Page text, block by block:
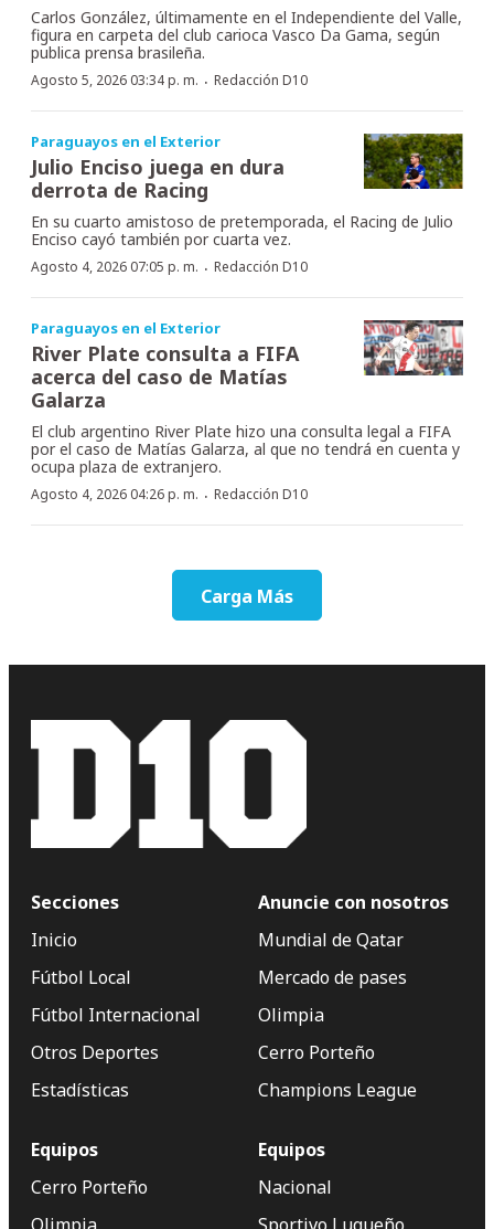
Carlos González, últimamente en el Independiente del Valle,
figura en carpeta del club carioca Vasco Da Gama, según
publica prensa brasileña.
Agosto 5, 2026 03:34 p. m. · Redacción D10
Paraguayos en el Exterior
Julio Enciso juega en dura
derrota de Racing
En su cuarto amistoso de pretemporada, el Racing de Julio
Enciso cayó también por cuarta vez.
Agosto 4, 2026 07:05 p. m. · Redacción D10
Paraguayos en el Exterior
River Plate consulta a FIFA
acerca del caso de Matías
Galarza
El club argentino River Plate hizo una consulta legal a FIFA
por el caso de Matías Galarza, al que no tendrá en cuenta y
ocupa plaza de extranjero.
Agosto 4, 2026 04:26 p. m. · Redacción D10
Carga Más
Secciones
Inicio
Fútbol Local
Fútbol Internacional
Otros Deportes
Estadísticas
Anuncie con nosotros
Mundial de Qatar
Mercado de pases
Olimpia
Cerro Porteño
Champions League
Equipos
Cerro Porteño
Equipos
Nacional